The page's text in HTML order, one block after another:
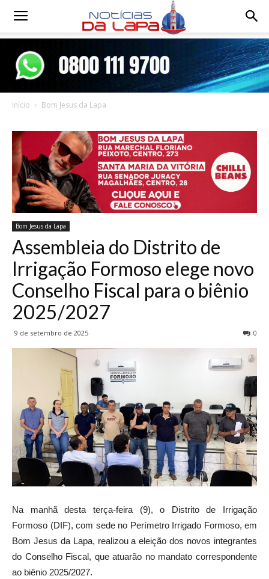
Notícias
Início Bom Jesus da Lapa
Bom Jesus da Lapa
Assembleia do Distrito de
Irrigação Formoso elege novo
Conselho Fiscal para o biênio
2025/2027
9 de setembro de 2025 0
Na manhã desta terça-feira (9), o Distrito de Irrigação
Formoso (DIF), com sede no Perímetro Irrigado Formoso, em
Bom Jesus da Lapa, realizou a eleição dos novos integrantes
do Conselho Fiscal, que atuarão no mandato correspondente
ao biênio 2025/2027.